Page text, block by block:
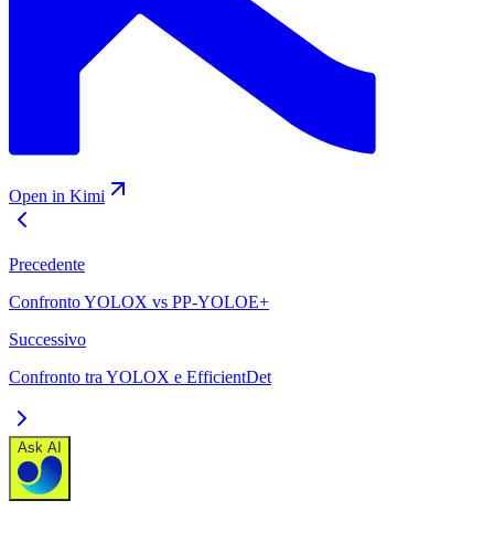
Open in Kimi
Precedente
Confronto YOLOX vs PP-YOLOE+
Successivo
Confronto tra YOLOX e EfficientDet
Ask AI